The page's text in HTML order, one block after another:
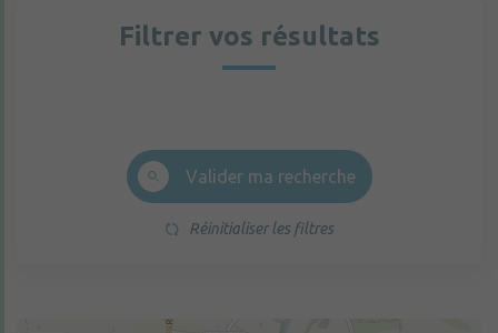
Filtrer vos résultats
Valider ma recherche
Réinitialiser les filtres